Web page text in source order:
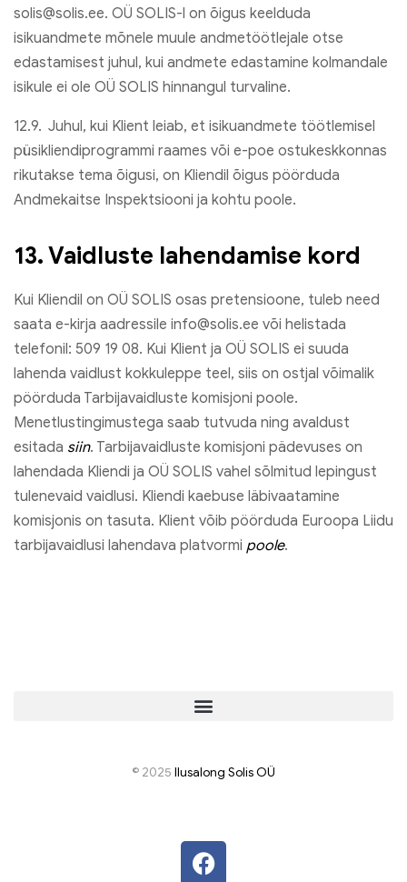
solis@solis.ee. OÜ SOLIS-l on õigus keelduda
isikuandmete mõnele muule andmetöötlejale otse
edastamisest juhul, kui andmete edastamine kolmandale
isikule ei ole OÜ SOLIS hinnangul turvaline.
12.9. Juhul, kui Klient leiab, et isikuandmete töötlemisel
püsikliendiprogrammi raames või e-poe ostukeskkonnas
rikutakse tema õigusi, on Kliendil õigus pöörduda
Andmekaitse Inspektsiooni ja kohtu poole.
13. Vaidluste lahendamise kord
Kui Kliendil on OÜ SOLIS osas pretensioone, tuleb need
saata e-kirja aadressile info@solis.ee või helistada
telefonil: 509 19 08. Kui Klient ja OÜ SOLIS ei suuda
lahenda vaidlust kokkuleppe teel, siis on ostjal võimalik
pöörduda Tarbijavaidluste komisjoni poole.
Menetlustingimustega saab tutvuda ning avaldust
esitada siin. Tarbijavaidluste komisjoni pädevuses on
lahendada Kliendi ja OÜ SOLIS vahel sõlmitud lepingust
tulenevaid vaidlusi. Kliendi kaebuse läbivaatamine
komisjonis on tasuta. Klient võib pöörduda Euroopa Liidu
tarbijavaidlusi lahendava platvormi poole.
© 2025 Ilusalong Solis OÜ